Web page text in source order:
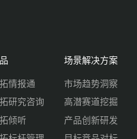
情报通
研究咨询
倾听
场景解决方案
市场趋势洞察
高潜赛道挖掘
产品创新研发